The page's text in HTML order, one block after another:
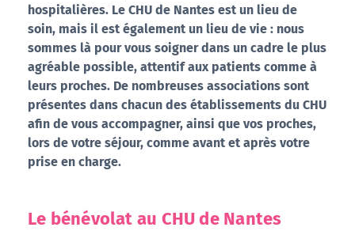
hospitalières. Le CHU de Nantes est un lieu de
soin, mais il est également un lieu de vie : nous
sommes là pour vous soigner dans un cadre le plus
agréable possible, attentif aux patients comme à
leurs proches. De nombreuses associations sont
présentes dans chacun des établissements du CHU
afin de vous accompagner, ainsi que vos proches,
lors de votre séjour, comme avant et après votre
prise en charge.
Le bénévolat au CHU de Nantes